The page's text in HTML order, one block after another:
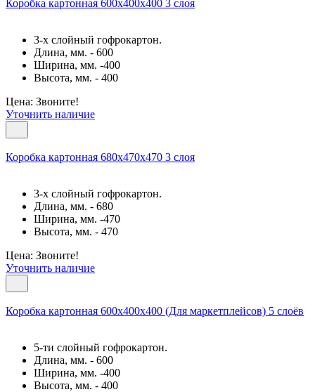
Коробка картонная 600х400х400 3 слоя
3-х слойный гофрокартон.
Длина, мм. - 600
Ширина, мм. -400
Высота, мм. - 400
Цена: Звоните!
Уточнить наличие
Коробка картонная 680х470х470 3 слоя
3-х слойный гофрокартон.
Длина, мм. - 680
Ширина, мм. -470
Высота, мм. - 470
Цена: Звоните!
Уточнить наличие
Коробка картонная 600х400х400 (Для маркетплейсов) 5 слоёв
5-ти слойный гофрокартон.
Длина, мм. - 600
Ширина, мм. -400
Высота, мм. - 400